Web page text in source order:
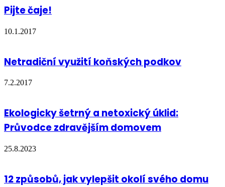
Pijte čaje!
10.1.2017
Netradiční využití koňských podkov
7.2.2017
Ekologicky šetrný a netoxický úklid:
Průvodce zdravějším domovem
25.8.2023
12 způsobů, jak vylepšit okolí svého domu